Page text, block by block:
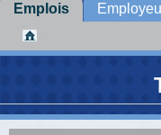
Emplois